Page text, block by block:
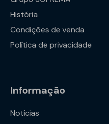
História
Condições de venda
Política de privacidade
Informação
Notícias